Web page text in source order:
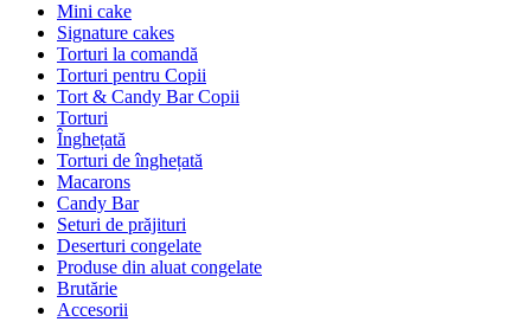
Mini cake
Signature cakes
Torturi la comandă
Torturi pentru Copii
Tort & Candy Bar Copii
Torturi
Înghețată
Torturi de înghețată
Macarons
Candy Bar
Seturi de prăjituri
Deserturi congelate
Produse din aluat congelate
Brutărie
Accesorii